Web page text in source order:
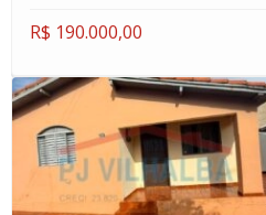
R$ 190.000,00